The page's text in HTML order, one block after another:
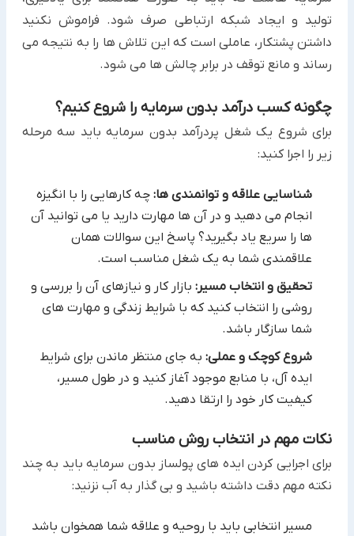
تولید و ایجاد شبکه ‏ارتباطی صرف شود.‏ فراموش نکنید
داشتن پشتکار، عاملی است که این تلاش ها را به نتیجه می
رساند و مانع توقف در برابر چالش ها می شود.‏
چگونه کسب درآمد بدون سرمایه را شروع کنیم؟
برای شروع یک شغل پردرآمد بدون سرمایه ‏باید سه مرحله
زیر را اجرا کنید:‏
شناسایی علاقه و توانمندی ها: چه کارهایی را با انگیزه
انجام می دهید و در آن ها مهارت دارید یا می توانید آن
ها را سریع یاد ‏بگیرید؟ پاسخ این سوالات همان
علاقمندی شما به یک شغل مناسب است.‏
تحقیق و انتخاب مسیر: بازار کار و نیازهای آن را بررسی و
روشی را انتخاب کنید که با شرایط زندگی و مهارت های
شما سازگار ‏باشد.‏
شروع کوچک و عملی: به جای منتظر ماندن برای شرایط
ایده آل، با منابع موجود آغاز کنید و در طول مسیر،
کیفیت کار خود ‏را ارتقا دهید.‏
نکات مهم در انتخاب روش مناسب
برای اجرایی کردن ایده های پولساز بدون سرمایه باید به چند
نکته مهم دقت داشته باشید و بی گذار به آب نزنید:‏
مسیر انتخابی باید با روحیه و علاقه شما همخوان باشد